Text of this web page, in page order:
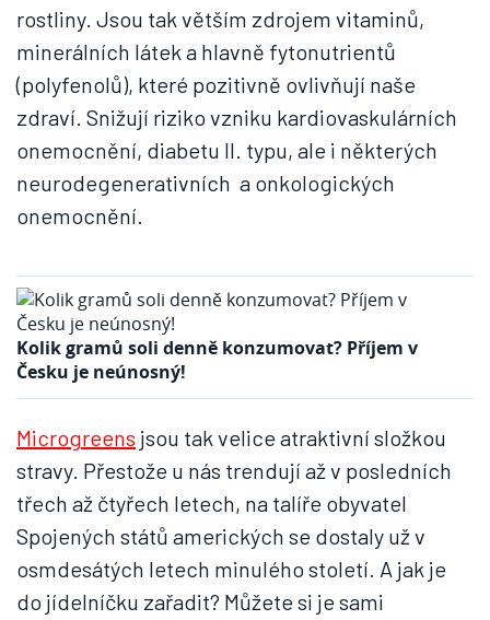
rostliny. Jsou tak větším zdrojem vitaminů,
minerálních látek a hlavně fytonutrientů
(polyfenolů), které pozitivně ovlivňují naše
zdraví. Snižují riziko vzniku kardiovaskulárních
onemocnění, diabetu II. typu, ale i některých
neurodegenerativních a onkologických
onemocnění.
Kolik gramů soli denně konzumovat? Příjem v
Česku je neúnosný!
Microgreens jsou tak velice atraktivní složkou
stravy. Přestože u nás trendují až v posledních
třech až čtyřech letech, na talíře obyvatel
Spojených států amerických se dostaly už v
osmdesátých letech minulého století. A jak je
do jídelníčku zařadit? Můžete si je sami